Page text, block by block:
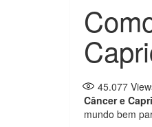
45.077
Câncer e
mundo bem